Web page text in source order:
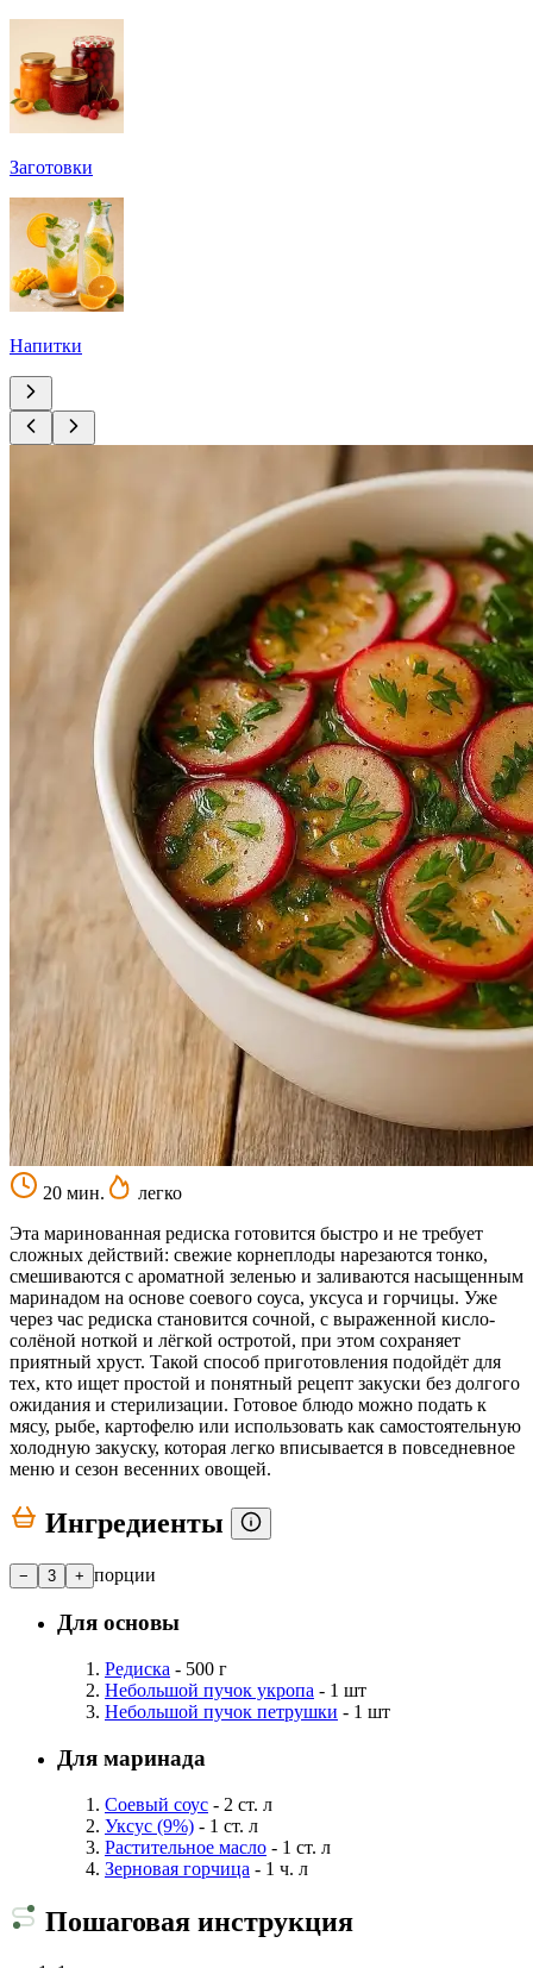
Заготовки
Напитки
20 мин.
легко
Эта маринованная редиска готовится быстро и не требует
сложных действий: свежие корнеплоды нарезаются тонко,
смешиваются с ароматной зеленью и заливаются насыщенным
маринадом на основе соевого соуса, уксуса и горчицы. Уже
через час редиска становится сочной, с выраженной кисло-
солёной ноткой и лёгкой остротой, при этом сохраняет
приятный хруст. Такой способ приготовления подойдёт для
тех, кто ищет простой и понятный рецепт закуски без долгого
ожидания и стерилизации. Готовое блюдо можно подать к
мясу, рыбе, картофелю или использовать как самостоятельную
холодную закуску, которая легко вписывается в повседневное
меню и сезон весенних овощей.
Ингредиенты
− 3 + порции
Для основы
Редиска - 500 г
Небольшой пучок укропа - 1 шт
Небольшой пучок петрушки - 1 шт
Для маринада
Соевый соус - 2 ст. л
Уксус (9%) - 1 ст. л
Растительное масло - 1 ст. л
Зерновая горчица - 1 ч. л
Пошаговая инструкция